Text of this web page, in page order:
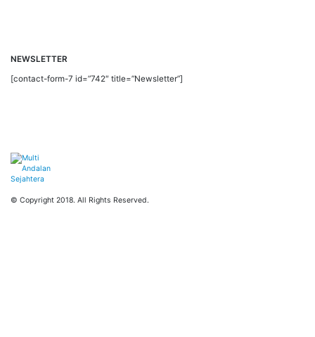
NEWSLETTER
[contact-form-7 id=”742″ title=”Newsletter”]
© Copyright 2018. All Rights Reserved.